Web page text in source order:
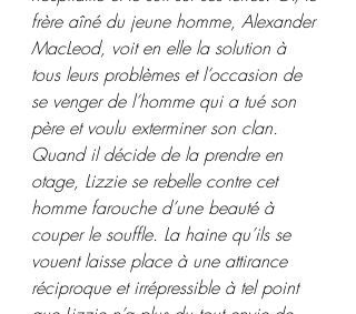
frère aîné du jeune homme, Alexander
MacLeod, voit en elle la solution à
tous leurs problèmes et l’occasion de
se venger de l’homme qui a tué son
père et voulu exterminer son clan.
Quand il décide de la prendre en
otage, Lizzie se rebelle contre cet
homme farouche d’une beauté à
couper le souffle. La haine qu’ils se
vouent laisse place à une attirance
réciproque et irrépressible à tel point